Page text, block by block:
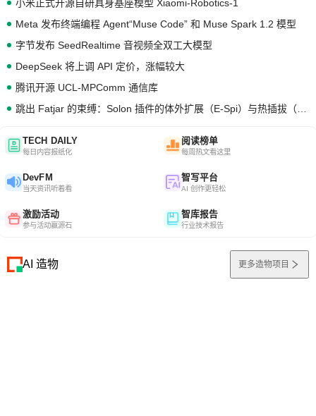
小米正式开源自研具身基座模型 Xiaomi-Robotics-1
Meta 发布终端编程 Agent“Muse Code” 和 Muse Spark 1.2 模型
字节发布 SeedRealtime 音视频全双工大模型
DeepSeek 将上调 API 定价，涨幅较大
腾讯开源 UCL-MPComm 通信库
TECH DAILY
每日内容报纸化
阅读榜单
每周热文看这里
DevFM
当天资讯听着看
智写平台
AI 创作更轻松
激励活动
参与活动赢源石
智库报告
行业技术报告
AI 造物 更多造物项目